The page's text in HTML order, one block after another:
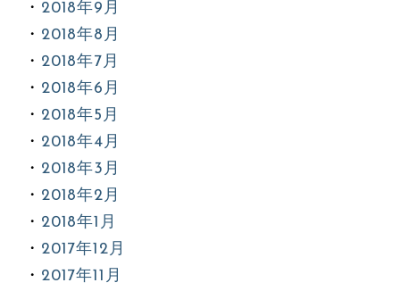
2018年9月
2018年8月
2018年7月
2018年6月
2018年5月
2018年4月
2018年3月
2018年2月
2018年1月
2017年12月
2017年11月